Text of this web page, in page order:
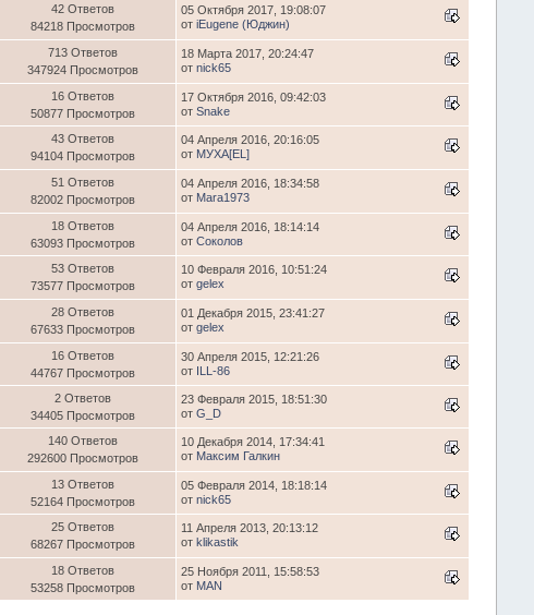
42 Ответов
84218 Просмотров
05 Октября 2017, 19:08:07
от iEugene (Юджин)
713 Ответов
347924 Просмотров
18 Марта 2017, 20:24:47
от nick65
16 Ответов
50877 Просмотров
17 Октября 2016, 09:42:03
от Snake
43 Ответов
94104 Просмотров
04 Апреля 2016, 20:16:05
от МУХА[ЕL]
51 Ответов
82002 Просмотров
04 Апреля 2016, 18:34:58
от Mara1973
18 Ответов
63093 Просмотров
04 Апреля 2016, 18:14:14
от Соколов
53 Ответов
73577 Просмотров
10 Февраля 2016, 10:51:24
от gelex
28 Ответов
67633 Просмотров
01 Декабря 2015, 23:41:27
от gelex
16 Ответов
44767 Просмотров
30 Апреля 2015, 12:21:26
от
ILL-86
2 Ответов
34405 Просмотров
23 Февраля 2015, 18:51:30
от G_D
140 Ответов
292600 Просмотров
10 Декабря 2014, 17:34:41
от Максим Галкин
13 Ответов
52164 Просмотров
05 Февраля 2014, 18:18:14
от nick65
25 Ответов
68267 Просмотров
11 Апреля 2013, 20:13:12
от klikastik
18 Ответов
53258 Просмотров
25 Ноября 2011, 15:58:53
от MAN